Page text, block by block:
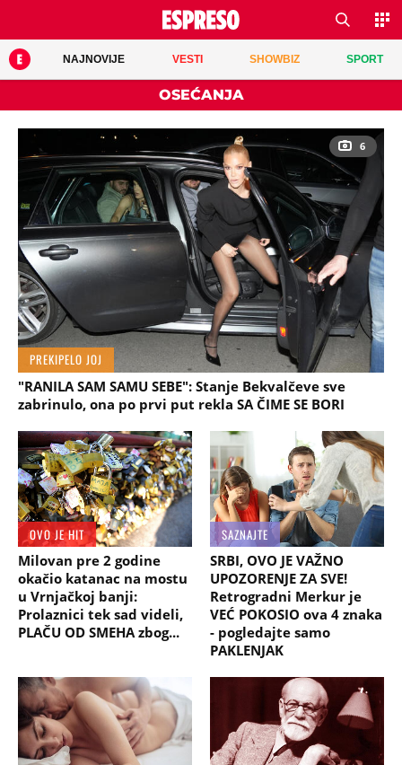
NAJNOVIJE VESTI SHOWBIZ SPORT
OSEĆANJA
6
PREKIPELO JOJ
"RANILA SAM SAMU SEBE": Stanje Bekvalčeve sve
zabrinulo, ona po prvi put rekla SA ČIME SE BORI
OVO JE HIT
Milovan pre 2 godine
okačio katanac na mostu
u Vrnjačkoj banji:
Prolaznici tek sad videli,
PLAČU OD SMEHA zbog...
SAZNAJTE
SRBI, OVO JE VAŽNO
UPOZORENJE ZA SVE!
Retrogradni Merkur je
VEĆ POKOSIO ova 4 znaka
- pogledajte samo
PAKLENJAK